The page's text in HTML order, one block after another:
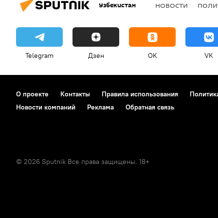
Узбекистан НОВОСТИ
Telegram Дзен OK VK
О проекте Контакты Правила использования
Новости компаний
Реклама Обратная связь
© 2026 Sputnik Все права защищены. 18+